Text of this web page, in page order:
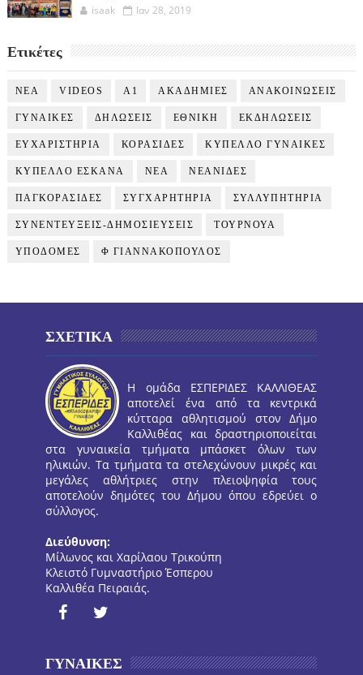
isaak Ιαν 28, 2019
Ετικέτες
NEA VIDEOS Α1 ΑΚΑΔΗΜΙΕΣ ΑΝΑΚΟΙΝΩΣΕΙΣ
ΓΥΝΑΙΚΕΣ ΔΗΛΩΣΕΙΣ ΕΘΝΙΚΗ ΕΚΔΗΛΩΣΕΙΣ
ΕΥΧΑΡΙΣΤΗΡΙΑ ΚΟΡΑΣΙΔΕΣ ΚΥΠΕΛΛΟ ΓΥΝΑΙΚΕΣ
ΚΥΠΕΛΛΟ ΕΣΚΑΝΑ ΝΕΑ ΝΕΑΝΙΔΕΣ
ΠΑΓΚΟΡΑΣΙΔΕΣ ΣΥΓΧΑΡΗΤΗΡΙΑ ΣΥΛΛΥΠΗΤΗΡΙΑ
ΣΥΝΕΝΤΕΥΞΕΙΣ-ΔΗΜΟΣΙΕΥΣΕΙΣ ΤΟΥΡΝΟΥΑ
ΥΠΟΔΟΜΕΣ Φ ΓΙΑΝΝΑΚΟΠΟΥΛΟΣ
ΣΧΕΤΙΚΑ
Η ομάδα ΕΣΠΕΡΙΔΕΣ ΚΑΛΛΙΘΕΑΣ
αποτελεί ένα από τα κεντρικά
κύτταρα αθλητισμού στον Δήμο
Καλλιθέας και δραστηριοποιείται
στα γυναικεία τμήματα μπάσκετ όλων των
ηλικιών. Τα τμήματα τα στελεχώνουν μικρές και
μεγάλες αθλήτριες στην πλειοψηφία τους
αποτελούν δημότες του Δήμου όπου εδρεύει ο
σύλλογος.
Διεύθυνση:
Μίλωνος και Χαρίλαου Τρικούπη
Κλειστό Γυμναστήριο Έσπερου
Καλλιθέα Πειραιάς.
ΓΥΝΑΙΚΕΣ